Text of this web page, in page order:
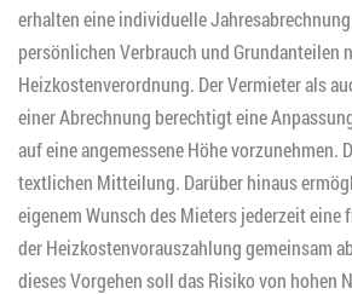
erhalten eine individuelle
persönlichen Verbrauch und Grundanteilen
Heizkostenverordnung. Der Vermieter als
einer Abrechnung berechtigt eine
auf eine angemessene Höhe vorzunehmen.
textlichen Mitteilung. Darüber hinaus
eigenem Wunsch des Mieters jederzeit
der Heizkostenvorauszahlung gemeinsam
dieses Vorgehen soll das Risiko von hohen